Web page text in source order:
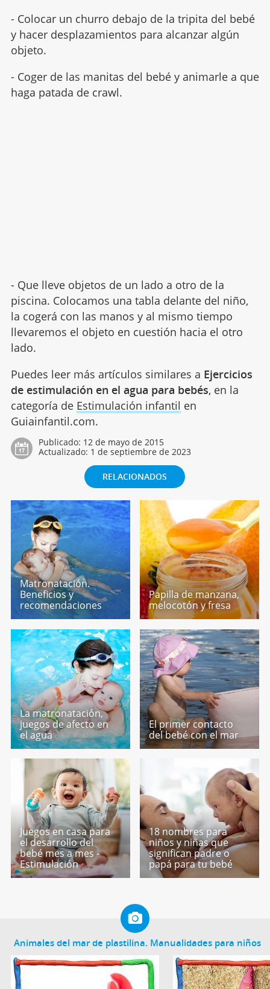
- Colocar un churro debajo de la tripita del bebé
y hacer desplazamientos para alcanzar algún
objeto.
- Coger de las manitas del bebé y animarle a que
haga patada de crawl.
- Que lleve objetos de un lado a otro de la
piscina. Colocamos una tabla delante del niño,
la cogerá con las manos y al mismo tiempo
llevaremos el objeto en cuestión hacia el otro
lado.
Puedes leer más artículos similares a Ejercicios
de estimulación en el agua para bebés, en la
categoría de Estimulación infantil en
Guiainfantil.com.
Publicado: 12 de mayo de 2015
Actualizado: 1 de septiembre de 2023
RELACIONADOS
Matronatación.
Beneficios y
recomendaciones
Papilla de manzana,
melocotón y fresa
La matronatación,
juegos de afecto en
el agua
El primer contacto
del bebé con el mar
Juegos en casa para
el desarrollo del
bebé mes a mes -
Estimulación
18 nombres para
niños y niñas que
significan padre o
papá para tu bebé
Animales del mar de plastilina. Manualidades para niños